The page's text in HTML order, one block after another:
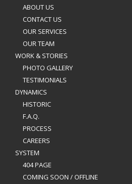
ABOUT US
CONTACT US
OUR SERVICES
OUR TEAM
WORK & STORIES
PHOTO GALLERY
TESTIMONIALS
DYNAMICS
HISTORIC
F.A.Q.
PROCESS
CAREERS
SYSTEM
404 PAGE
COMING SOON / OFFLINE